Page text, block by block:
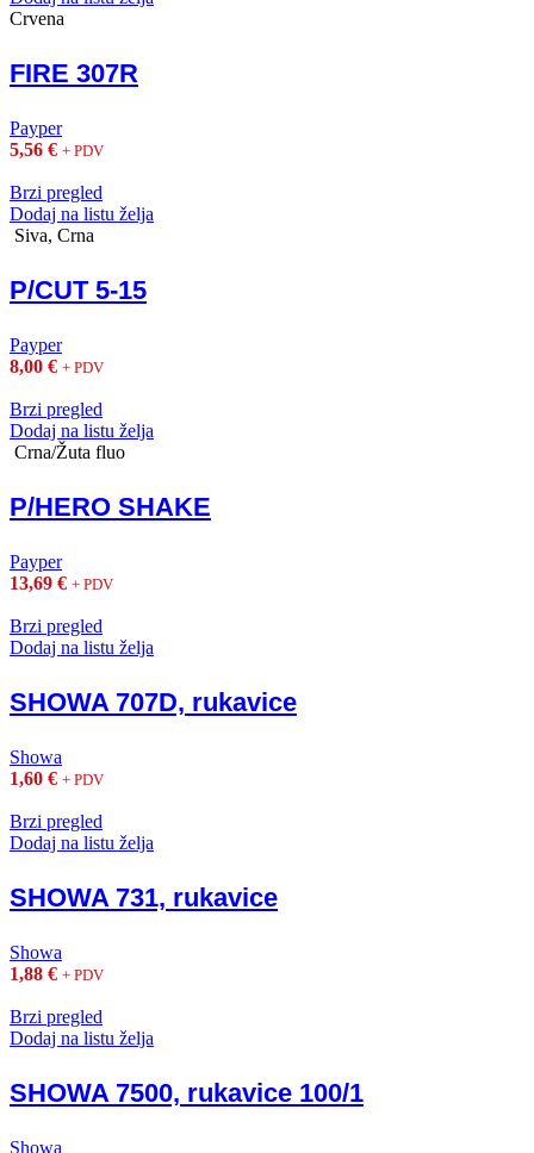
Crvena
FIRE 307R
Payper
5,56 € + PDV
Brzi pregled
Dodaj na listu želja
Siva, Crna
P/CUT 5-15
Payper
8,00 € + PDV
Brzi pregled
Dodaj na listu želja
Crna/Žuta fluo
P/HERO SHAKE
Payper
13,69 € + PDV
Brzi pregled
Dodaj na listu želja
SHOWA 707D, rukavice
Showa
1,60 € + PDV
Brzi pregled
Dodaj na listu želja
SHOWA 731, rukavice
Showa
1,88 € + PDV
Brzi pregled
Dodaj na listu želja
SHOWA 7500, rukavice 100/1
Showa